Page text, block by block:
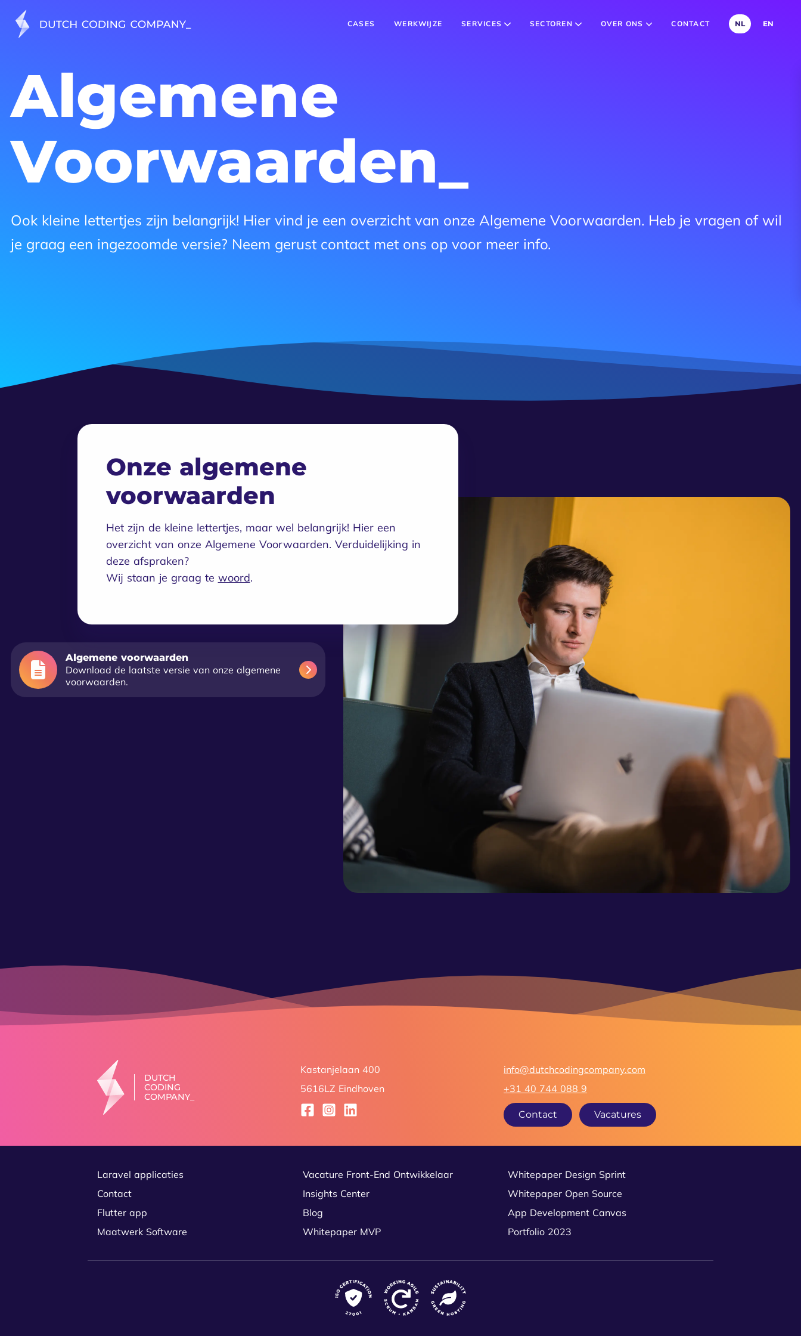
CASES WERKWIJZE SERVICES SECTOREN OVER ONS CONTACT NL EN
Algemene
Voorwaarden
Ook kleine lettertjes zijn belangrijk! Hier vind je een overzicht van onze Algemene Voorwaarden. Heb je vragen of wil
je graag een ingezoomde versie? Neem gerust contact met ons op voor meer info.
Algemene voorwaarden
Download de laatste versie van onze algemene
voorwaarden.
Onze algemene
voorwaarden
Het zijn de kleine lettertjes, maar wel belangrijk! Hier een
overzicht van onze Algemene Voorwaarden. Verduidelijking in
deze afspraken?
Wij staan je graag te woord.
DUTCH
CODING
Kastanjelaan 400
5616LZ Eindhoven
info@dutchcodingcompany.com
+31 40 744 088 9
Contact Vacatures
Laravel applicaties
Contact
Flutter app
Maatwerk Software
Vacature Front-End Ontwikkelaar
Insights Center
Blog
Whitepaper MVP
Whitepaper Design Sprint
Whitepaper Open Source
App Development Canvas
Portfolio 2023